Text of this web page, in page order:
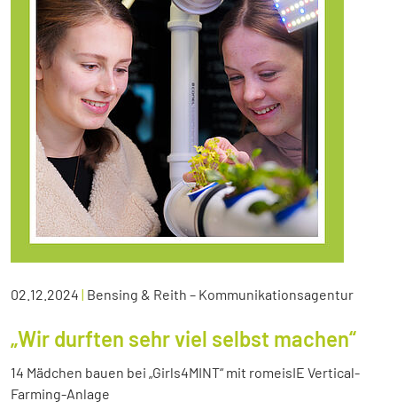
02.12.2024 | Bensing & Reith – Kommunikationsagentur
„Wir durften sehr viel selbst machen“
14 Mädchen bauen bei „Girls4MINT“ mit romeisIE Vertical-
Farming-Anlage